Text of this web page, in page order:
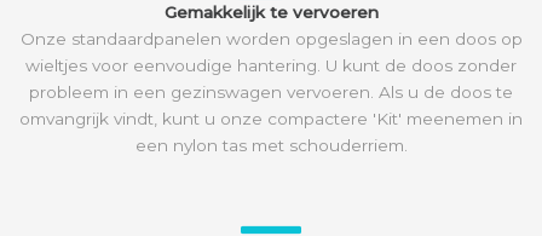
Gemakkelijk te vervoeren
Onze standaardpanelen worden opgeslagen in een doos op
wieltjes voor eenvoudige hantering. U kunt de doos zonder
probleem in een gezinswagen vervoeren. Als u de doos te
omvangrijk vindt, kunt u onze compactere 'Kit' meenemen in
een nylon tas met schouderriem.